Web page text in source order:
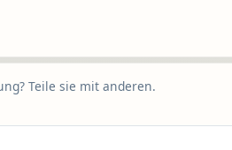
Teile sie mit anderen.